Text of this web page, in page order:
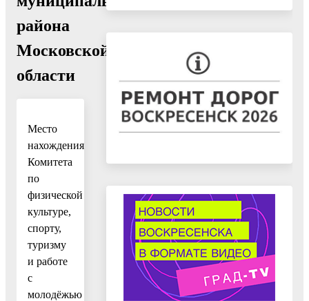
района
Московской
области
Место
нахождения
Комитета
по
физической
культуре,
спорту,
туризму
и работе
с
молодёжью